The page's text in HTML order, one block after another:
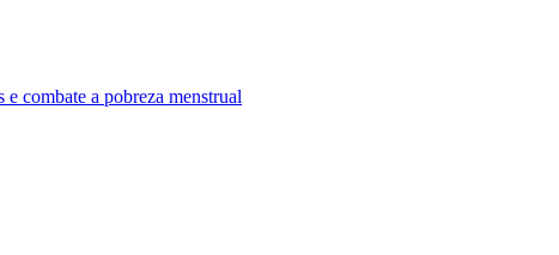
combate a pobreza menstrual